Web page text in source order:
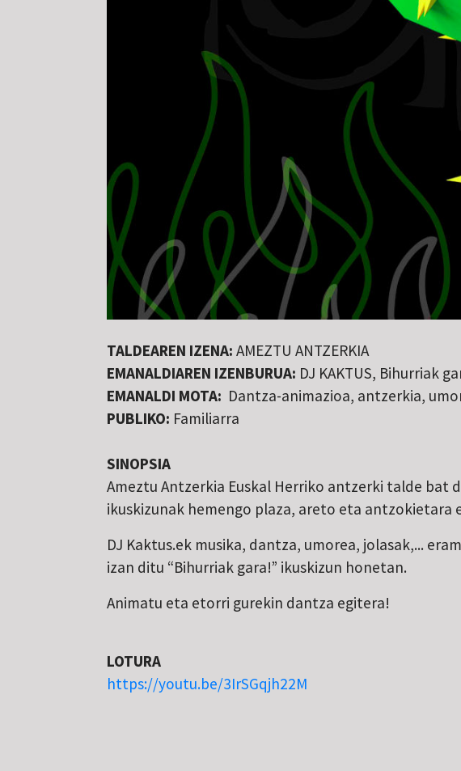
TALDEAREN IZENA: AMEZTU ANTZERKIA
EMANALDIAREN IZENBURUA: DJ KAKTUS, Bihurriak
EMANALDI MOTA: Dantza-animazioa, antzerkia,
PUBLIKO: Familiarra
SINOPSIA
Ameztu Antzerkia Euskal Herriko antzerki talde bat
ikuskizunak hemengo plaza, areto eta antzokietara
DJ Kaktus.ek musika, dantza, umorea, jolasak,...
izan ditu “Bihurriak gara!” ikuskizun honetan.
Animatu eta etorri gurekin dantza egitera!
LOTURA
https://youtu.be/3IrSGqjh22M